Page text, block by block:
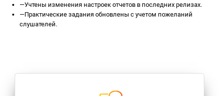
—Учтены изменения настроек отчетов в последних релизах.
—Практические задания обновлены с учетом пожеланий
слушателей.